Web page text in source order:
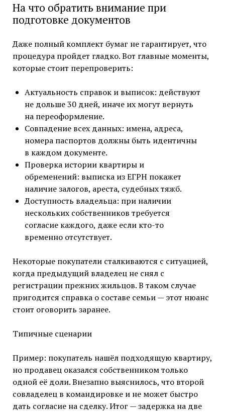
На что обратить внимание при
подготовке документов
Даже полный комплект бумаг не гарантирует, что
процедура пройдет гладко. Вот главные моменты,
которые стоит перепроверить:
Актуальность справок и выписок: действуют
не дольше 30 дней, иначе их могут вернуть
на переоформление.
Совпадение всех данных: имена, адреса,
номера паспортов должны быть идентичны
в каждом документе.
Проверка истории квартиры и
обременений: выписка из ЕГРН покажет
наличие залогов, ареста, судебных тяжб.
Доступность владельца: при наличии
нескольких собственников требуется
согласие каждого, даже если кто-то
временно отсутствует.
Некоторые покупатели сталкиваются с ситуацией,
когда предыдущий владелец не снял с
регистрации прежних жильцов. В таком случае
пригодится справка о составе семьи — этот нюанс
стоит оговорить заранее.
Типичные сценарии
Пример: покупатель нашёл подходящую квартиру,
но продавец оказался собственником только
одной её доли. Внезапно выяснилось, что второй
совладелец в командировке и не может быстро
дать согласие на сделку. Итог — задержка на две